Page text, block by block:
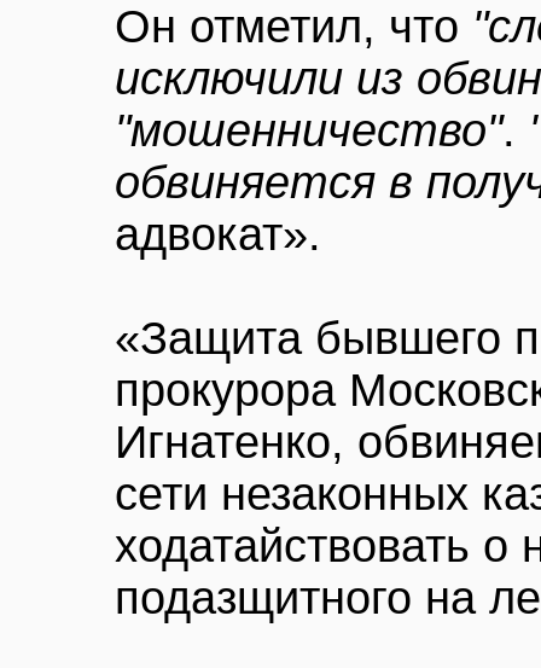
Он отметил, что
исключили из
"мошенничество".
обвиняется в
адвокат».
«Защита бывшего
прокурора
Игнатенко,
сети незаконных
ходатайствовать о
подазщитного на